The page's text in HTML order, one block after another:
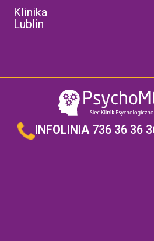
Klinika
Lublin
INFOLINIA 736 36 36